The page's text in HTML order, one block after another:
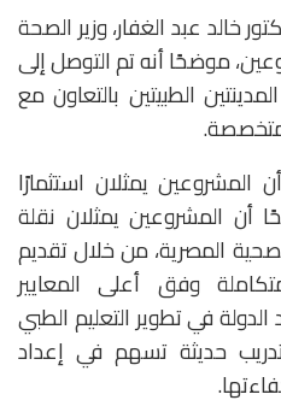
خالد عبد الغفار، وزير الصحة
موضحًا أنه تم التوصل إلى
الطبيتين بالتعاون مع
المشروعين يمثلان استثمارًا
أن المشروعين يمثلان نقلة
المصرية، من خلال تقديم
وفق أعلى المعايير
في تطوير التعليم الطبي
حديثة تسهم في إعداد